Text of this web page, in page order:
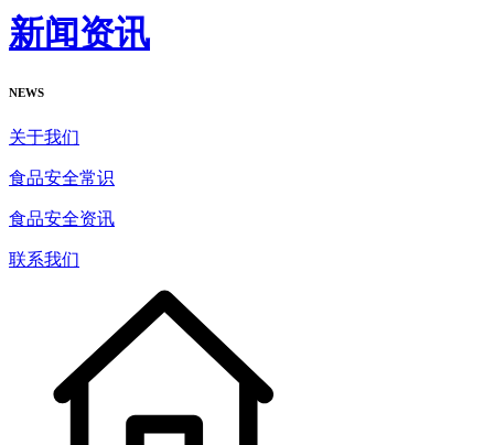
新闻资讯
NEWS
关于我们
食品安全常识
食品安全资讯
联系我们